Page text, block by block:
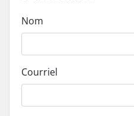
Nom
Courriel